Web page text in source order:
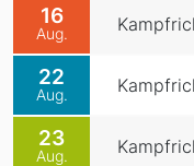
16
Aug.
22
Aug.
23
Aug.